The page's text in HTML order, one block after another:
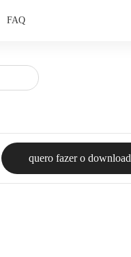
FAQ
quero fazer o download